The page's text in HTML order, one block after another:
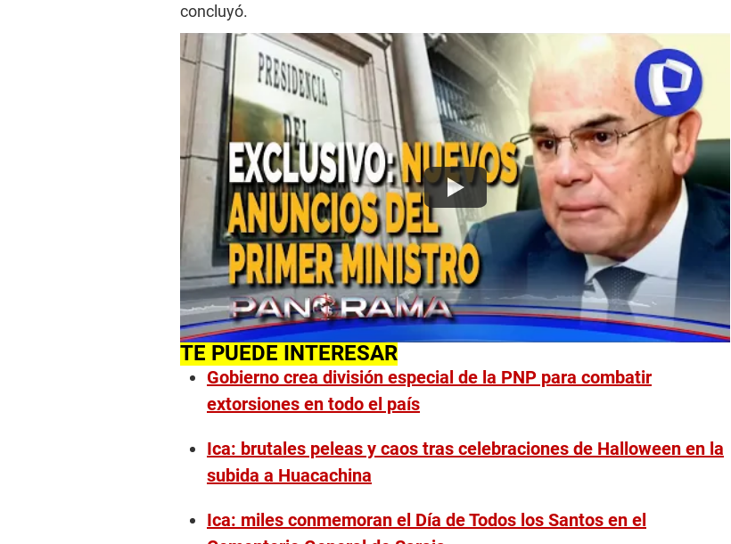
concluyó.
TE PUEDE INTERESAR
Gobierno crea división especial de la PNP para combatir
extorsiones en todo el país
Ica: brutales peleas y caos tras celebraciones de Halloween en la
subida a Huacachina
Ica: miles conmemoran el Día de Todos los Santos en el